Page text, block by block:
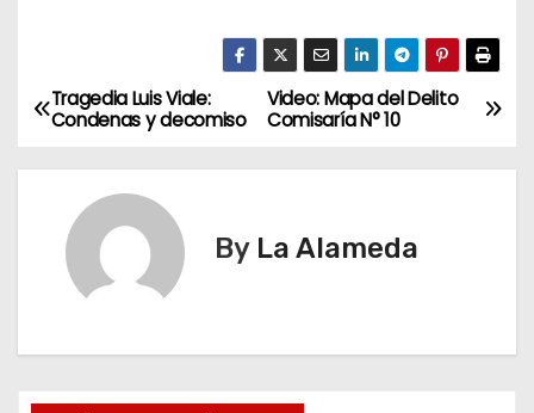
Legislatura porteña.
N
a
a
Video: Mapa del Delito
Comisaría N° 10
Tragedia Luis Viale:
Condenas y decomiso
By La Alameda